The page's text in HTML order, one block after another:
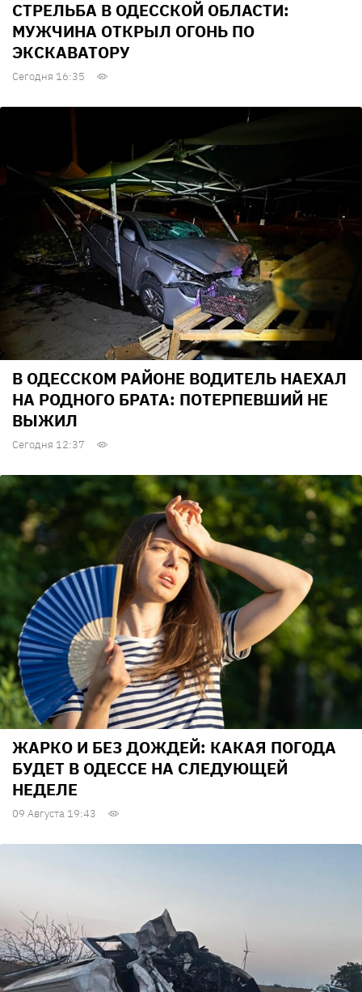
СТРЕЛЬБА В ОДЕССКОЙ ОБЛАСТИ:
МУЖЧИНА ОТКРЫЛ ОГОНЬ ПО
ЭКСКАВАТОРУ
Сегодня 16:35
В ОДЕССКОМ РАЙОНЕ ВОДИТЕЛЬ НАЕХАЛ
НА РОДНОГО БРАТА: ПОТЕРПЕВШИЙ НЕ
ВЫЖИЛ
Сегодня 12:37
ЖАРКО И БЕЗ ДОЖДЕЙ: КАКАЯ ПОГОДА
БУДЕТ В ОДЕССЕ НА СЛЕДУЮЩЕЙ
НЕДЕЛЕ
09 Августа 19:43